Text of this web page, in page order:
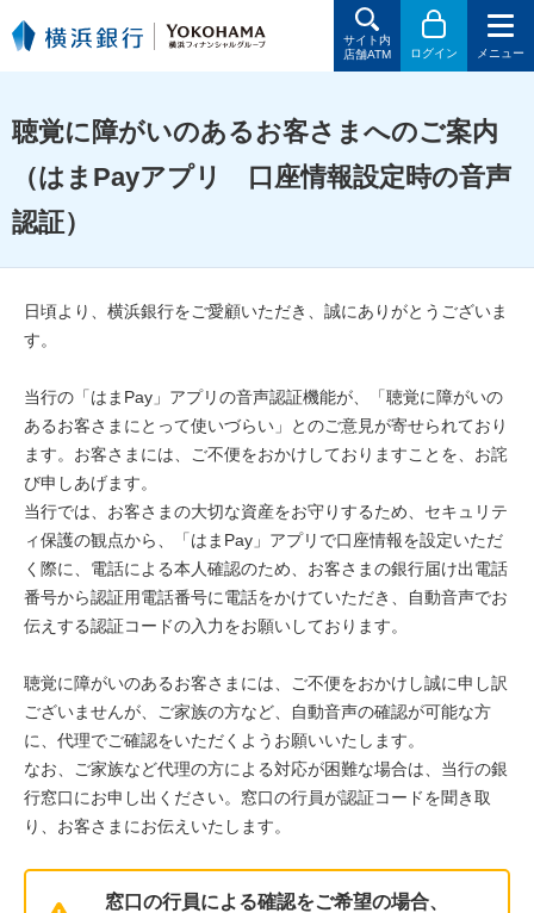
サイト内
店舗ATM
ログイン メニュー
聴覚に障がいのあるお客さまへのご案内
（はまPayアプリ 口座情報設定時の音声
認証）
日頃より、横浜銀行をご愛顧いただき、誠にありがとうございま
す。
当行の「はまPay」アプリの音声認証機能が、「聴覚に障がいの
あるお客さまにとって使いづらい」とのご意見が寄せられており
ます。お客さまには、ご不便をおかけしておりますことを、お詫
び申しあげます。
当行では、お客さまの大切な資産をお守りするため、セキュリテ
ィ保護の観点から、「はまPay」アプリで口座情報を設定いただ
く際に、電話による本人確認のため、お客さまの銀行届け出電話
番号から認証用電話番号に電話をかけていただき、自動音声でお
伝えする認証コードの入力をお願いしております。
聴覚に障がいのあるお客さまには、ご不便をおかけし誠に申し訳
ございませんが、ご家族の方など、自動音声の確認が可能な方
に、代理でご確認をいただくようお願いいたします。
なお、ご家族など代理の方による対応が困難な場合は、当行の銀
行窓口にお申し出ください。窓口の行員が認証コードを聞き取
り、お客さまにお伝えいたします。
窓口の行員による確認をご希望の場合、